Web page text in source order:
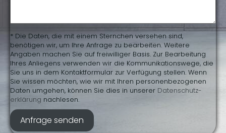
* Die Daten, die mit einem Sternchen versehen sind,
benötigen wir, um Ihre Anfrage zu bearbeiten. Weitere
Angaben machen Sie auf freiwilliger Basis. Zur Bearbeitung
Ihres Anliegens verwenden wir die Kommunikationswege, die
Sie uns in dem Kontaktformular zur Verfügung stellen. Wenn
Sie wissen möchten, wie wir mit Ihren personenbezogenen
Daten umgehen, können Sie dies in unserer Daten­schutz­
erklärung nachlesen.